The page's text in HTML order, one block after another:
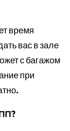
время
вас в зале
с багажом
при